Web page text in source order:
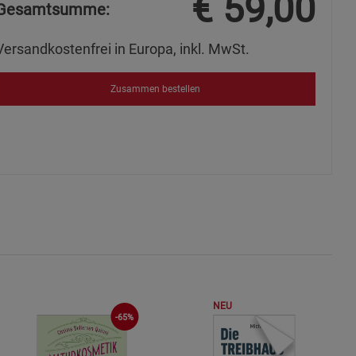
€ 59,00
in Europa, inkl. MwSt.
Zusammen bestellen
-65%
NEU